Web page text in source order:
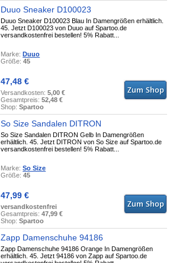
Duuo Sneaker D100023
Duuo Sneaker D100023 Blau In Damengrößen erhältlich.
45. Jetzt D100023 von Duuo auf Spartoo.de
versandkostenfrei bestellen! 5% Rabatt...
Marke:Duuo
Größe:45
47,48 €
Versandkosten:5,00 €
Gesamtpreis:52,48 €
Shop:Spartoo
So Size Sandalen DITRON
So Size Sandalen DITRON Gelb In Damengrößen
erhältlich. 45. Jetzt DITRON von So Size auf Spartoo.de
versandkostenfrei bestellen! 5% Rabatt...
Marke:So Size
Größe:45
47,99 €
versandkostenfrei
Gesamtpreis:47,99 €
Shop:Spartoo
Zapp Damenschuhe 94186
Zapp Damenschuhe 94186 Orange In Damengrößen
erhältlich. 45. Jetzt 94186 von Zapp auf Spartoo.de